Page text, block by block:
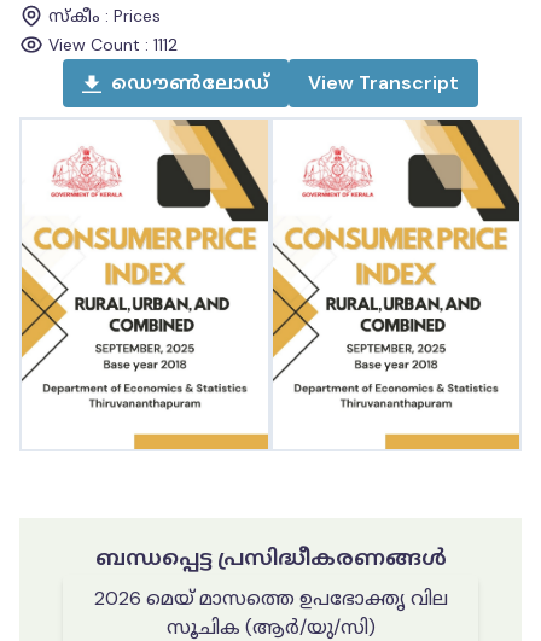
സ്കീം : Prices
View Count : 1112
ഡൌൺലോഡ് View Transcript
ബന്ധപ്പെട്ട പ്രസിദ്ധീകരണങ്ങൾ
2026 മെയ് മാസത്തെ ഉപഭോക്തൃ വില
സൂചിക (ആർ/യു/സി)